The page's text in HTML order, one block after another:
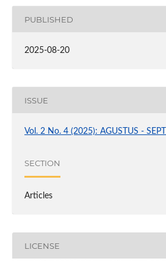
PUBLISHED
2025-08-20
ISSUE
Vol. 2 No. 4 (2025): AGUSTUS -
SECTION
Articles
LICENSE